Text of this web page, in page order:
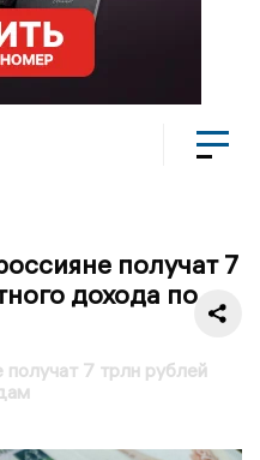
получат 7
дохода по
7 трлн рублей